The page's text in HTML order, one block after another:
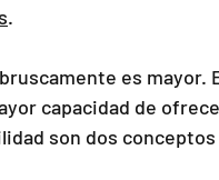
.
es mayor.
capacidad de
son dos conceptos